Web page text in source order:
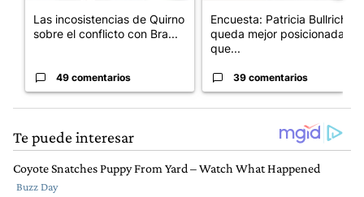
Las incosistencias de Quirno
sobre el conflicto con Bra...
49 comentarios
Encuesta: Patricia Bullrich
queda mejor posicionada
que...
39 comentarios